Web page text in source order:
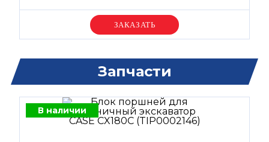
Уточняйте цену
Запчасти
В наличии